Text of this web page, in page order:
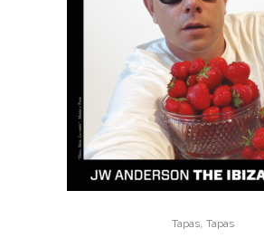
Tapas, Tapas